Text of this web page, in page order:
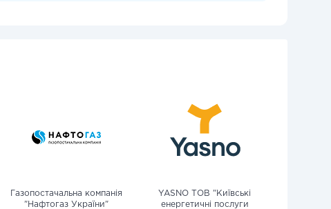
Газопостачальна компанія
"Нафтогаз України"
YASNO ТОВ "Київські
енергетичні послуги